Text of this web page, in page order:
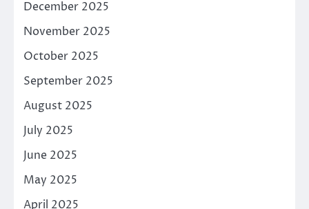
December 2025
November 2025
October 2025
September 2025
August 2025
July 2025
June 2025
May 2025
April 2025